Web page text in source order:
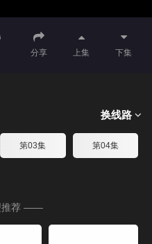
分享 上集 下集
换线路
第03集 第04集
荐 ——